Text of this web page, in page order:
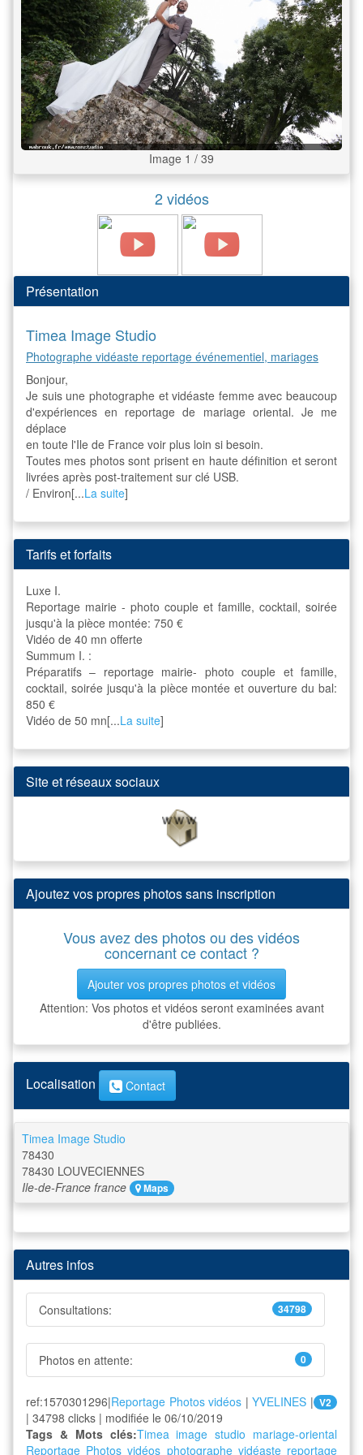
Image 1 / 39
2 vidéos
Présentation
Timea Image Studio
Photographe vidéaste reportage événementiel, mariages
Bonjour,
Je suis une photographe et vidéaste femme avec beaucoup
d'expériences en reportage de mariage oriental. Je me
déplace
en toute l'Ile de France voir plus loin si besoin.
Toutes mes photos sont prisent en haute définition et seront
livrées après post-traitement sur clé USB.
/ Environ[...La suite]
Tarifs et forfaits
Luxe I.
Reportage mairie - photo couple et famille, cocktail, soirée
jusqu'à la pièce montée: 750 €
Vidéo de 40 mn offerte
Summum I. :
Préparatifs – reportage mairie- photo couple et famille,
cocktail, soirée jusqu'à la pièce montée et ouverture du bal:
850 €
Vidéo de 50 mn[...La suite]
Site et réseaux sociaux
Ajoutez vos propres photos sans inscription
Vous avez des photos ou des vidéos
concernant ce contact ?
Ajouter vos propres photos et vidéos
Attention: Vos photos et vidéos seront examinées avant
d'être publiées.
Localisation Contact
Timea Image Studio
78430
78430 LOUVECIENNES
Ile-de-France france Maps
Autres infos
Consultations: 34798
Photos en attente: 0
ref:1570301296|Reportage Photos vidéos |YVELINES | V2
| 34798 clicks | modifiée le 06/10/2019
Tags & Mots clés:Timea image studio mariage-oriental
Reportage Photos vidéos photographe vidéaste reportage